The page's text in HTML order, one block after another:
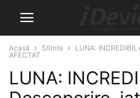
Acasă Stiinta
LUNA:
AFECTAT
LUNA: